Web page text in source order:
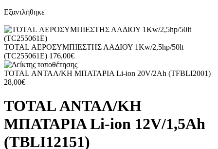
Εξαντλήθηκε
TOTAL ΑΕΡΟΣΥΜΠΙΕΣΤΗΣ ΛΑΔΙΟΥ 1Kw/2,5hp/50lt
(TC255061E) 176,00€
TOTAL ΑΝΤΑΛ/ΚΗ ΜΠΑΤΑΡΙΑ Li-ion 20V/2Ah (TFBLI2001)
28,00€
TOTAL ΑΝΤΑΛ/ΚΗ
ΜΠΑΤΑΡΙΑ Li-ion 12V/1,5Ah
(TBLI12151)